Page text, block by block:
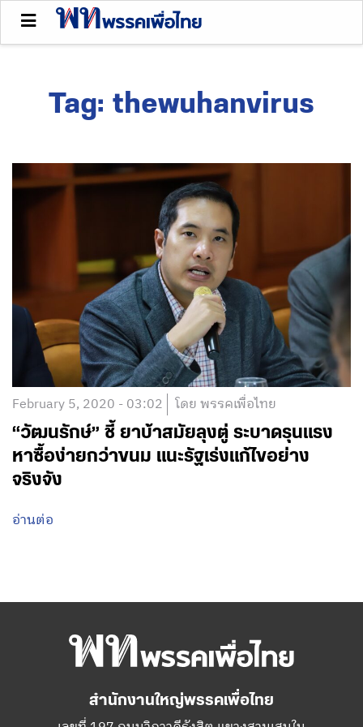
Tag: thewuhanvirus
February 5, 2020 - 03:02 โดย พรรคเพื่อไทย
“วัฒนรักษ์” ชี้ ยาบ้าสมัยลุงตู่ ระบาดรุนแรง
หาซื้อง่ายกว่าขนม แนะรัฐเร่งแก้ไขอย่าง
จริงจัง
อ่านต่อ
สำนักงานใหญ่พรรคเพื่อไทย